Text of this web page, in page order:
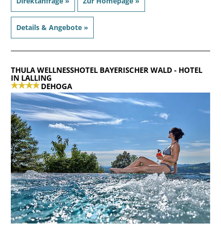
Details & Angebote »
THULA WELLNESSHOTEL BAYERISCHER WALD- HOTEL
IN LALLING
DEHOGA